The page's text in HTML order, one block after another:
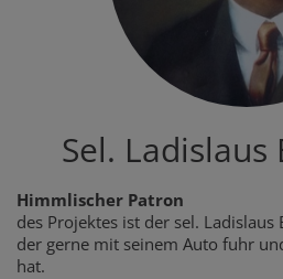
Sel.
Himmlischer Patron
des Projektes ist der sel.
der gerne mit seinem Auto fuhr
hat.